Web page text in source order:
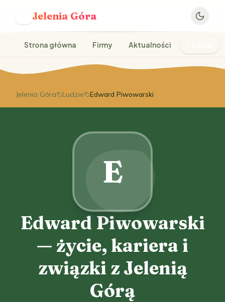
Jelenia Góra
Strona główna Firmy Aktualności
Jelenia Góra Ludzie Edward Piwowarski
E
Edward Piwowarski
— życie, kariera i
związki z Jelenią
Górą